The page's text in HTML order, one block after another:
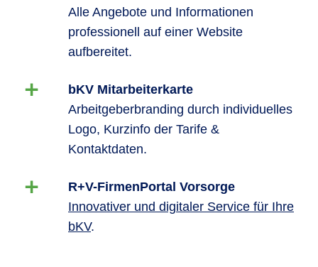
Alle Angebote und Informationen
professionell auf einer Website
aufbereitet.
bKV Mitarbeiterkarte
Arbeitgeberbranding durch individuelles
Logo, Kurzinfo der Tarife &
Kontaktdaten.
R+V-FirmenPortal Vorsorge
Innovativer und digitaler Service für Ihre
bKV.